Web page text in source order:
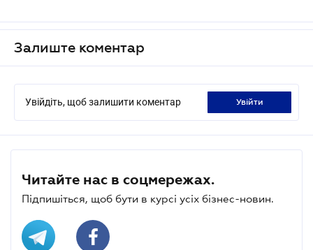
Залиште коментар
Увійдіть, щоб залишити коментар увійти
Читайте нас в соцмережах.
Підпишіться, щоб бути в курсі усіх бізнес-новин.